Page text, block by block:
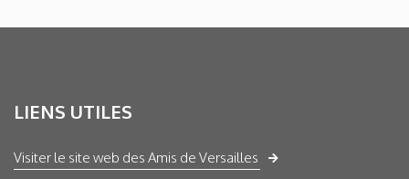
LIENS UTILES
Visiter le site web des Amis de Versailles